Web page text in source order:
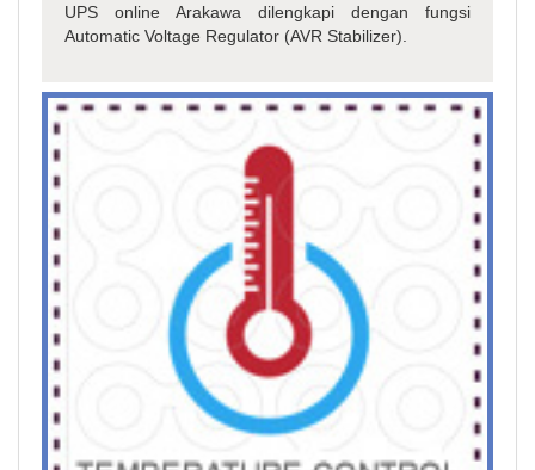
UPS online Arakawa dilengkapi dengan fungsi
Automatic Voltage Regulator (AVR Stabilizer).